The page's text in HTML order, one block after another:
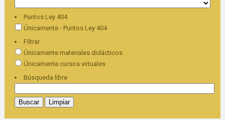
Puntos Ley 404
Únicamente - Puntos Ley 404
Filtrar
Únicamente materiales didácticos
Únicamente cursos virtuales
Búsqueda libre